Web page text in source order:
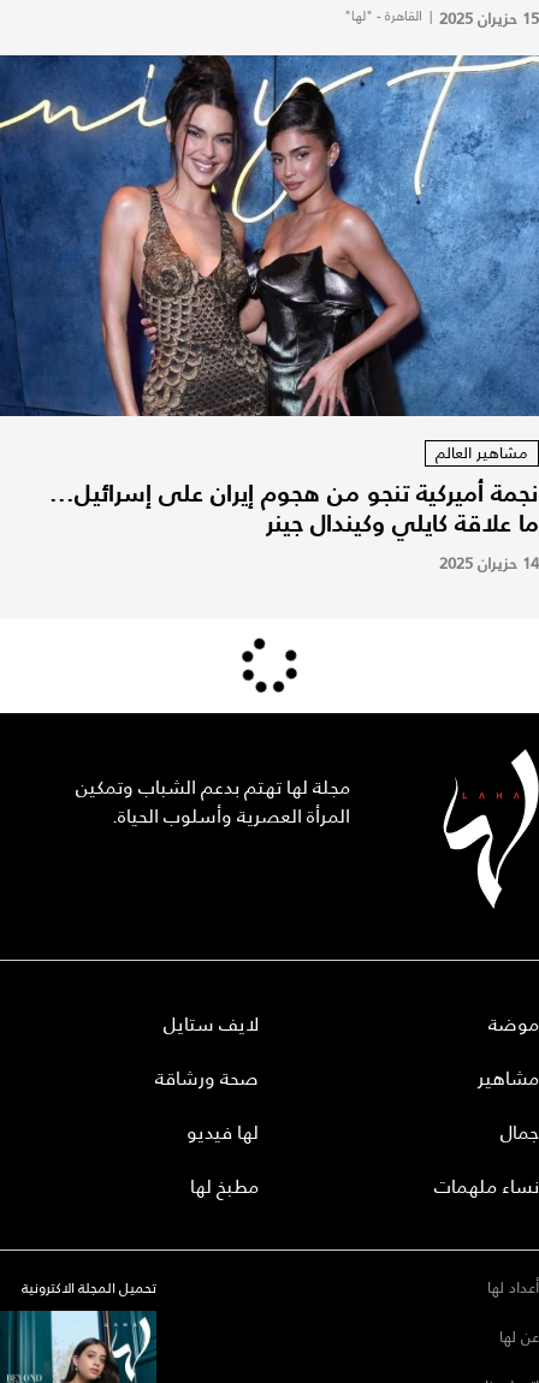
15 حزيران 2025 | القاهرة - "لها"
مشاهير العالم
نجمة أميركية تنجو من هجوم إيران على إسرائيل...
ما علاقة كايلي وكيندال جينر
14 حزيران 2025
مجلة لها تهتم بدعم الشباب وتمكين
المرأة العصرية وأسلوب الحياة.
موضة
مشاهير
جمال
نساء ملهمات
لايف ستايل
صحة ورشاقة
لها فيديو
مطبخ لها
أعداد لها
عن لها
تحميل المجلة الاكترونية